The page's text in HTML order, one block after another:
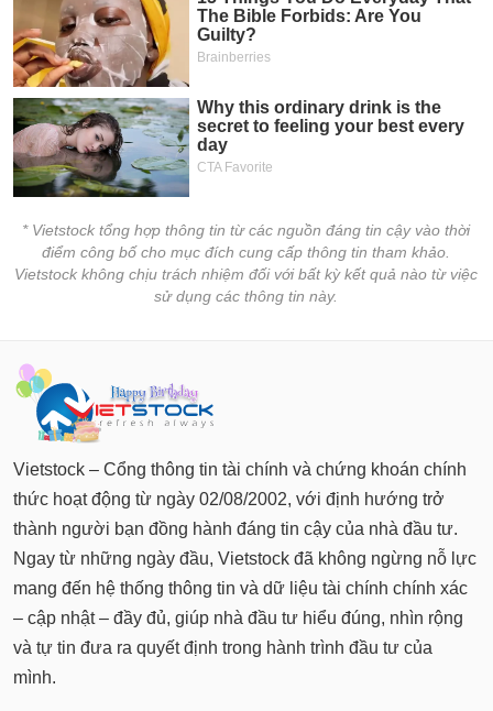
* Vietstock tổng hợp thông tin từ các nguồn đáng tin cậy vào thời
điểm công bố cho mục đích cung cấp thông tin tham khảo.
Vietstock không chịu trách nhiệm đối với bất kỳ kết quả nào từ việc
sử dụng các thông tin này.
Vietstock – Cổng thông tin tài chính và chứng khoán chính
thức hoạt động từ ngày 02/08/2002, với định hướng trở
thành người bạn đồng hành đáng tin cậy của nhà đầu tư.
Ngay từ những ngày đầu, Vietstock đã không ngừng nỗ lực
mang đến hệ thống thông tin và dữ liệu tài chính chính xác
– cập nhật – đầy đủ, giúp nhà đầu tư hiểu đúng, nhìn rộng
và tự tin đưa ra quyết định trong hành trình đầu tư của
mình.